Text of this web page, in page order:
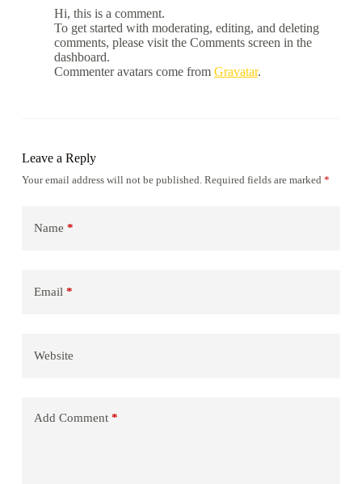
Hi, this is a comment.
To get started with moderating, editing, and deleting
comments, please visit the Comments screen in the
dashboard.
Commenter avatars come from Gravatar.
Leave a Reply
Your email address will not be published. Required fields are marked *
Name *
Email *
Website
Add Comment*